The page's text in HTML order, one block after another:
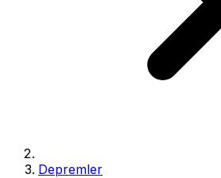
Depremler